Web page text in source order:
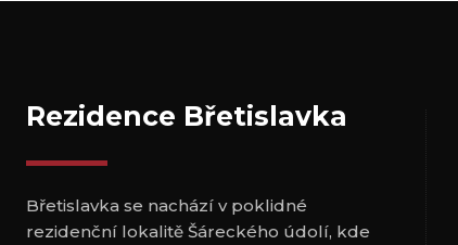
Rezidence Břetislavka
Břetislavka se nachází v poklidné
rezidenční lokalitě Šáreckého údolí, kde